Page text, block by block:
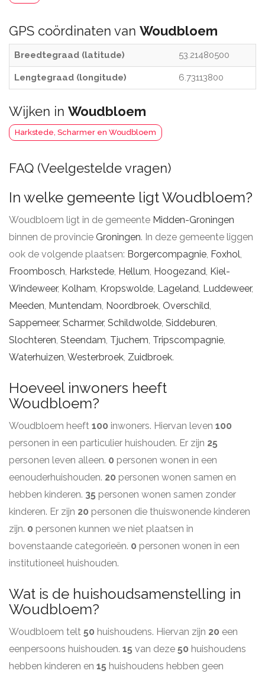
GPS coördinaten van Woudbloem
Breedtegraad (latitude) 53.21480500
Lengtegraad (longitude) 6.73113800
Wijken in Woudbloem
Harkstede, Scharmer en Woudbloem
FAQ (Veelgestelde vragen)
In welke gemeente ligt Woudbloem?
Woudbloem ligt in de gemeente Midden-Groningen
binnen de provincie Groningen. In deze gemeente liggen
ook de volgende plaatsen: Borgercompagnie, Foxhol,
Froombosch, Harkstede, Hellum, Hoogezand, Kiel-
Windeweer, Kolham, Kropswolde, Lageland, Luddeweer,
Meeden, Muntendam, Noordbroek, Overschild,
Sappemeer, Scharmer, Schildwolde, Siddeburen,
Slochteren, Steendam, Tjuchem, Tripscompagnie,
Waterhuizen, Westerbroek, Zuidbroek.
Hoeveel inwoners heeft
Woudbloem?
Woudbloem heeft 100 inwoners. Hiervan leven 100
personen in een particulier huishouden. Er zijn 25
personen leven alleen. 0 personen wonen in een
eenouderhuishouden. 20 personen wonen samen en
hebben kinderen. 35 personen wonen samen zonder
kinderen. Er zijn 20 personen die thuiswonende kinderen
zijn. 0 personen kunnen we niet plaatsen in
bovenstaande categorieën. 0 personen wonen in een
institutioneel huishouden.
Wat is de huishoudsamenstelling in
Woudbloem?
Woudbloem telt 50 huishoudens. Hiervan zijn 20 een
eenpersoons huishouden. 15 van deze 50 huishoudens
hebben kinderen en 15 huishoudens hebben geen